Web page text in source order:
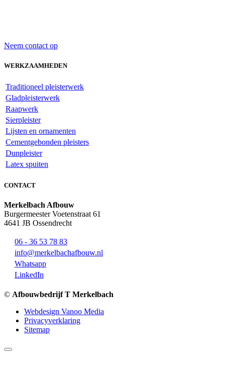
Neem contact op
WERKZAAMHEDEN
Traditioneel pleisterwerk
Gladpleisterwerk
Raapwerk
Sierpleister
Lijsten en ornamenten
Cementgebonden pleisters
Dunpleister
Latex spuiten
CONTACT
Merkelbach Afbouw
Burgermeester Voetenstraat 61
4641 JB Ossendrecht
06 - 36 53 78 83
info@merkelbachafbouw.nl
Whatsapp
LinkedIn
© Afbouwbedrijf T Merkelbach
Webdesign Vanoo Media
Privacyverklaring
Sitemap